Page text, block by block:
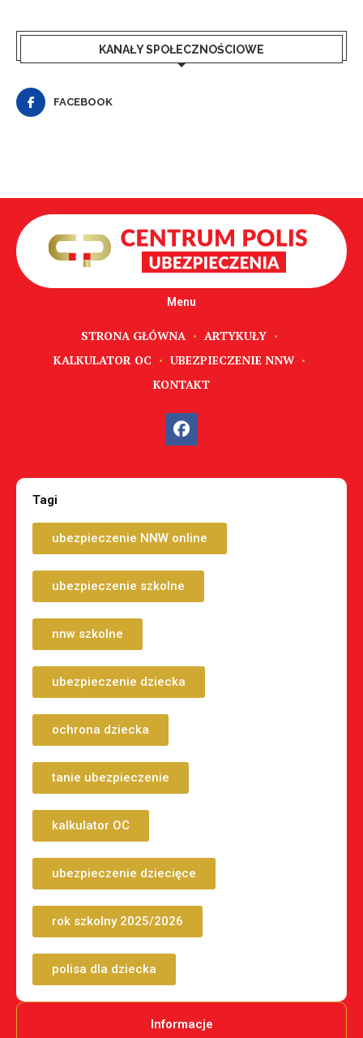
KANAŁY SPOŁECZNOŚCIOWE
FACEBOOK
Menu
STRONA GŁÓWNA
ARTYKUŁY
KALKULATOR OC
UBEZPIECZENIE NNW
KONTAKT
Tagi
ubezpieczenie NNW online
ubezpieczenie szkolne
nnw szkolne
ubezpieczenie dziecka
ochrona dziecka
tanie ubezpieczenie
kalkulator OC
ubezpieczenie dziecięce
rok szkolny 2025/2026
polisa dla dziecka
Informacje